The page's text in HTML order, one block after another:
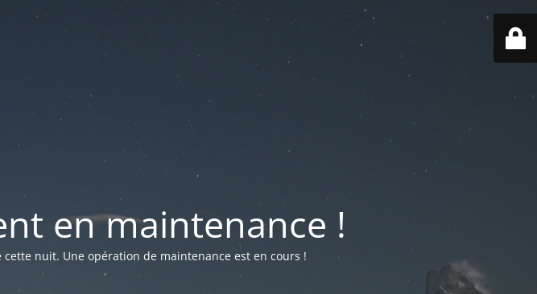
en maintenance !
nuit. Une opération de maintenance est en cours !